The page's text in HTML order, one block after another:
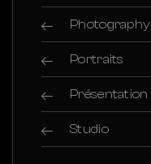
Photography
Portraits
Présentation
Studio